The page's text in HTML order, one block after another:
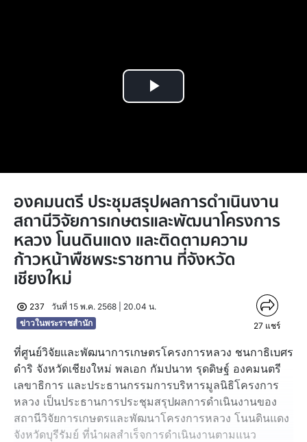
Play
องคมนตรี ประชุมสรุปผลการดำเนินงาน
สถานีวิจัยการเกษตรและพัฒนาโครงการ
หลวง โนนดินแดง และติดตามความ
ก้าวหน้าพืชพระราชทาน ที่จังหวัด
เชียงใหม่
237
วันที่ 15 พ.ค. 2568 | 20.04 น.
ข่าวในพระราชสำนัก
27 แชร์
ที่ศูนย์วิจัยและพัฒนาการเกษตรโครงการหลวง ชนกาธิเบศร
ดำริ จังหวัดเชียงใหม่ พลเอก กัมปนาท รุดดิษฐ์ องคมนตรี
เลขาธิการ และประธานกรรมการบริหารมูลนิธิโครงการ
หลวง เป็นประธานการประชุมสรุปผลการดำเนินงานของ
สถานีวิจัยการเกษตรและพัฒนาโครงการหลวง โนนดินแดง
จังหวัดบุรีรัมย์ ที่นำผลสำเร็จการดำเนินงานตามแนว